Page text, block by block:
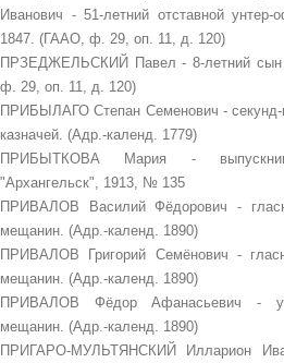
Иванович - 51-летний отставной унтер-
1847. (ГААО, ф. 29, оп. 11, д. 120)
ПРЗЕДЖЕЛЬСКИЙ Павел - 8-летний сын
ф. 29, оп. 11, д. 120)
ПРИБЫЛАГО Степан Семенович - секунд-
казначей. (Адр.-календ. 1779)
ПРИБЫТКОВА Мария -
"Архангельск", 1913, № 135
ПРИВАЛОВ Василий Фёдорович -
мещанин. (Адр.-календ. 1890)
ПРИВАЛОВ Григорий Семёнович -
мещанин. (Адр.-календ. 1890)
ПРИВАЛОВ Фёдор Афанасьевич -
мещанин. (Адр.-календ. 1890)
ПРИГАРО-МУЛЬТЯНСКИЙ Илларион